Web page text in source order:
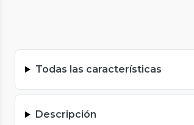
Todas las características
Descripción